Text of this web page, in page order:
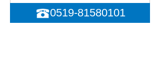
0519-81580101